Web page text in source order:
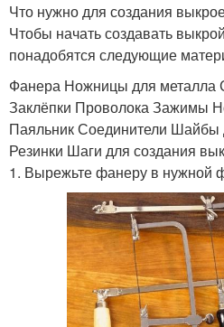
Что нужно для создания
Чтобы начать создавать
понадобятся следующие
Фанера Ножницы для металла
Заклёпки Проволока Зажимы
Паяльник Соединители Шайбы
Резинки Шаги для создания
1. Вырежьте фанеру в нужной